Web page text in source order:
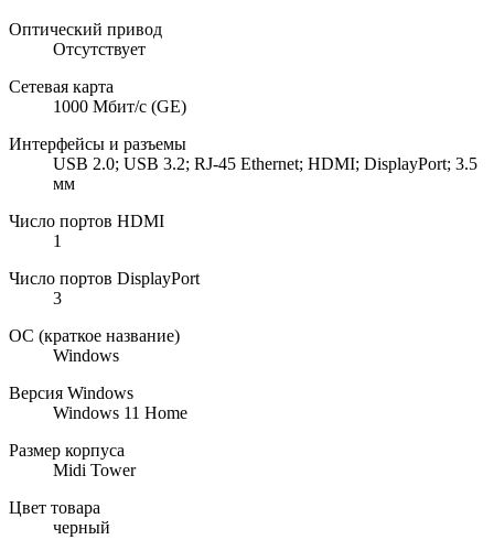
Оптический привод
Отсутствует
Сетевая карта
1000 Мбит/с (GE)
Интерфейсы и разъемы
USB 2.0; USB 3.2; RJ-45 Ethernet; HDMI; DisplayPort; 3.5
мм
Число портов HDMI
1
Число портов DisplayPort
3
ОС (краткое название)
Windows
Версия Windows
Windows 11 Home
Размер корпуса
Midi Tower
Цвет товара
черный